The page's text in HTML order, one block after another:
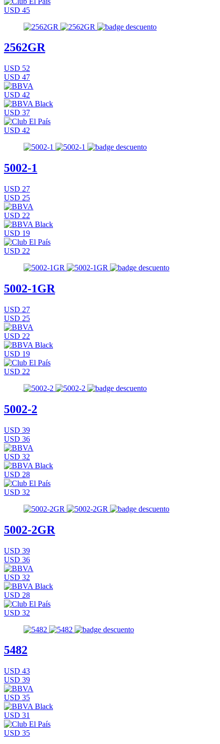
USD 45
2562GR
USD 52
USD 47
USD 42
USD 37
USD 42
5002-1
USD 27
USD 25
USD 22
USD 19
USD 22
5002-1GR
USD 27
USD 25
USD 22
USD 19
USD 22
5002-2
USD 39
USD 36
USD 32
USD 28
USD 32
5002-2GR
USD 39
USD 36
USD 32
USD 28
USD 32
5482
USD 43
USD 39
USD 35
USD 31
USD 35